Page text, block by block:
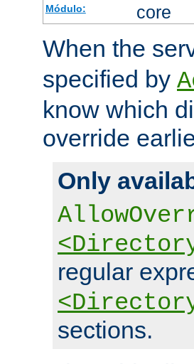
Módulo: core
When the
specified by
know which
override
Only
regular
sections.